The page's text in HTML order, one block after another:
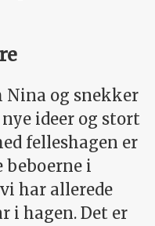
og snekker
ideer og stort
felleshagen er
beboerne i
har allerede
i hagen. Det er